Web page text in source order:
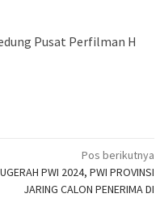
Pusat Perfilman H
Pos berikutnya
PWI 2024, PWI PROVINSI
JARING CALON PENERIMA DI